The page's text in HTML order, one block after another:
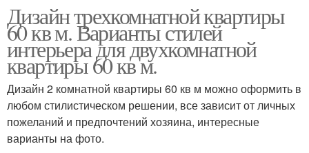
Дизайн трехкомнатной квартиры
60 кв м. Варианты стилей
интерьера для двухкомнатной
квартиры 60 кв м.
Дизайн 2 комнатной квартиры 60 кв м можно оформить в
любом стилистическом решении, все зависит от личных
пожеланий и предпочтений хозяина, интересные
варианты на фото.